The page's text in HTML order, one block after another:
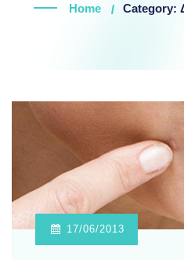
Home Category:
17/06/2013